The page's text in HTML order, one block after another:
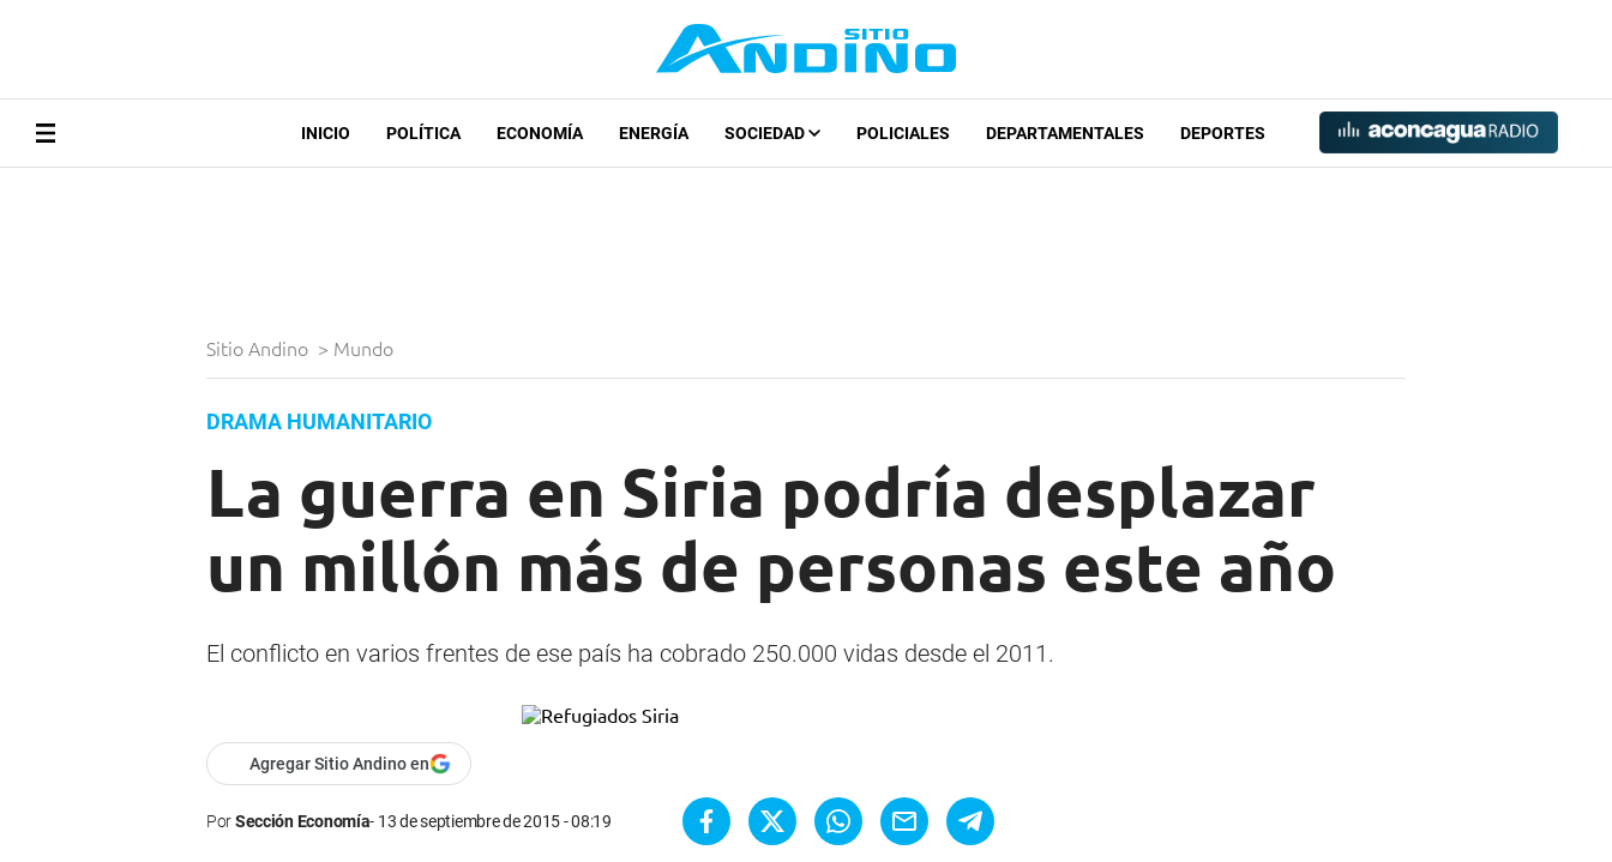
INICIO POLÍTICA ECONOMÍA ENERGÍA SOCIEDAD POLICIALES DEPARTAMENTALES DEPORTES
Sitio Andino > Mundo
DRAMA HUMANITARIO
La guerra en Siria podría desplazar
un millón más de personas este año
El conflicto en varios frentes de ese país ha cobrado 250.000 vidas desde el 2011.
Agregar Sitio Andino en
PorSección Economía 13 de septiembre de 2015 - 08:19